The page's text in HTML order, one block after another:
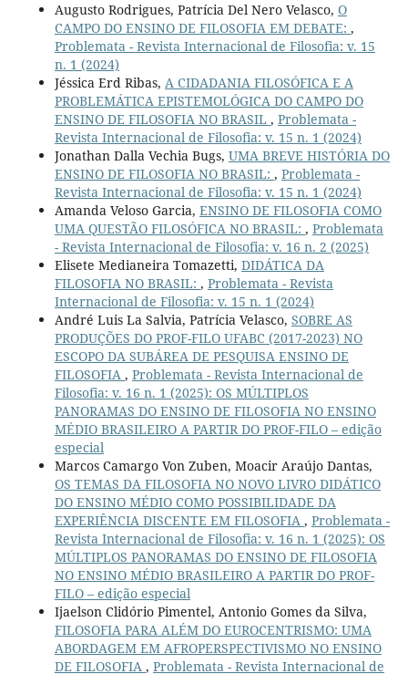
Augusto Rodrigues, Patrícia Del Nero Velasco, O
CAMPO DO ENSINO DE FILOSOFIA EM DEBATE: ,
Problemata - Revista Internacional de Filosofia: v. 15
n. 1 (2024)
Jéssica Erd Ribas, A CIDADANIA FILOSÓFICA E A
PROBLEMÁTICA EPISTEMOLÓGICA DO CAMPO DO
ENSINO DE FILOSOFIA NO BRASIL , Problemata -
Revista Internacional de Filosofia: v. 15 n. 1 (2024)
Jonathan Dalla Vechia Bugs, UMA BREVE HISTÓRIA DO
ENSINO DE FILOSOFIA NO BRASIL: , Problemata -
Revista Internacional de Filosofia: v. 15 n. 1 (2024)
Amanda Veloso Garcia, ENSINO DE FILOSOFIA COMO
UMA QUESTÃO FILOSÓFICA NO BRASIL: , Problemata
- Revista Internacional de Filosofia: v. 16 n. 2 (2025)
Elisete Medianeira Tomazetti, DIDÁTICA DA
FILOSOFIA NO BRASIL: , Problemata - Revista
Internacional de Filosofia: v. 15 n. 1 (2024)
André Luis La Salvia, Patrícia Velasco, SOBRE AS
PRODUÇÕES DO PROF-FILO UFABC (2017-2023) NO
ESCOPO DA SUBÁREA DE PESQUISA ENSINO DE
FILOSOFIA , Problemata - Revista Internacional de
Filosofia: v. 16 n. 1 (2025): OS MÚLTIPLOS
PANORAMAS DO ENSINO DE FILOSOFIA NO ENSINO
MÉDIO BRASILEIRO A PARTIR DO PROF-FILO – edição
especial
Marcos Camargo Von Zuben, Moacir Araújo Dantas,
OS TEMAS DA FILOSOFIA NO NOVO LIVRO DIDÁTICO
DO ENSINO MÉDIO COMO POSSIBILIDADE DA
EXPERIÊNCIA DISCENTE EM FILOSOFIA , Problemata -
Revista Internacional de Filosofia: v. 16 n. 1 (2025): OS
MÚLTIPLOS PANORAMAS DO ENSINO DE FILOSOFIA
NO ENSINO MÉDIO BRASILEIRO A PARTIR DO PROF-
FILO – edição especial
Ijaelson Clidório Pimentel, Antonio Gomes da Silva,
FILOSOFIA PARA ALÉM DO EUROCENTRISMO: UMA
ABORDAGEM EM AFROPERSPECTIVISMO NO ENSINO
DE FILOSOFIA , Problemata - Revista Internacional de